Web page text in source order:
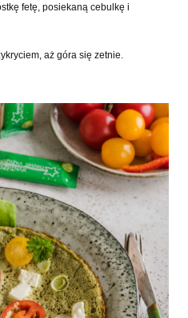
fetę, posiekaną cebulkę i
aż góra się zetnie.